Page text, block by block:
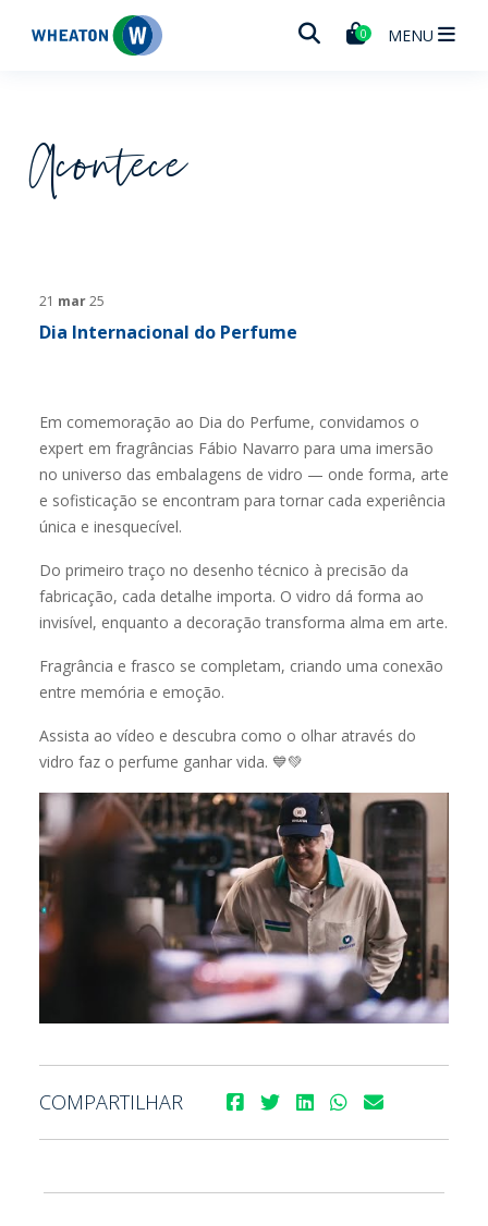
Wheaton 0 MENU
Acontece
21 mar25
Dia Internacional do Perfume
Em comemoração ao Dia do Perfume, convidamos o
expert em fragrâncias Fábio Navarro para uma imersão
no universo das embalagens de vidro — onde forma, arte
e sofisticação se encontram para tornar cada experiência
única e inesquecível.
Do primeiro traço no desenho técnico à precisão da
fabricação, cada detalhe importa. O vidro dá forma ao
invisível, enquanto a decoração transforma alma em arte.
Fragrância e frasco se completam, criando uma conexão
entre memória e emoção.
Assista ao vídeo e descubra como o olhar através do
vidro faz o perfume ganhar vida. 💙💚
COMPARTILHAR